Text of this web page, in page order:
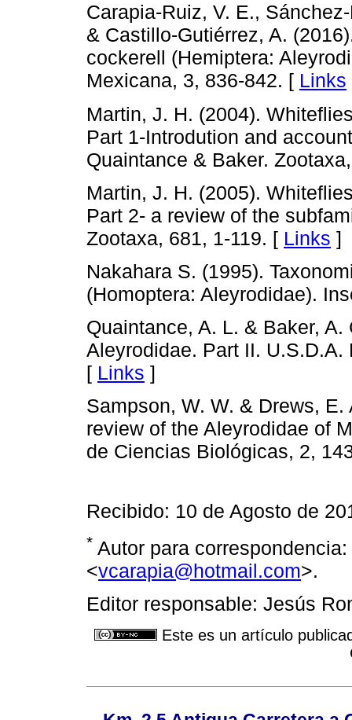
Carapia-Ruiz, V. E.,
& Castillo-Gutiérrez, A.
cockerell (Hemiptera:
Mexicana, 3, 836-842. [ Links
Martin, J. H. (2004).
Part 1-Introdution and
Quaintance & Baker.
Martin, J. H. (2005).
Part 2- a review of the
Zootaxa, 681, 1-119. [ Links ]
Nakahara S. (1995).
(Homoptera: Aleyrodidae).
Quaintance, A. L. & Baker,
Aleyrodidae. Part II. U.S.D.A.
[ Links ]
Sampson, W. W. & Drews,
review of the Aleyrodidae of
de Ciencias Biológicas, 2,
Recibido: 10 de Agosto de
* Autor para
<vcarapia@hotmail.com>.
Editor responsable: Jesús
Este es un artículo